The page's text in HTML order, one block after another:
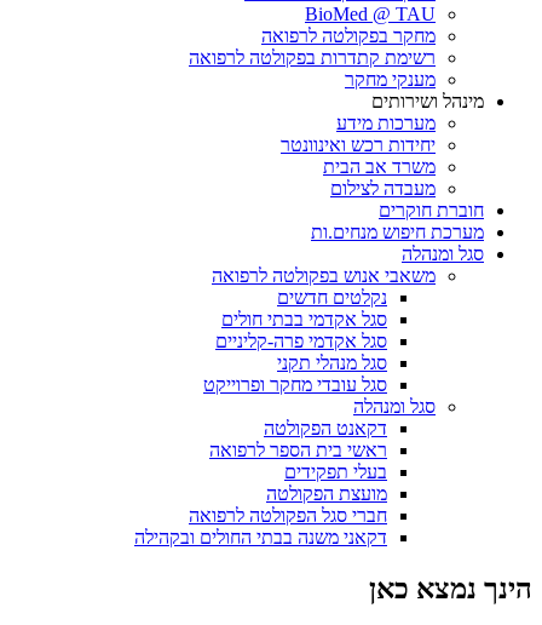
BioMed @ TAU
מחקר בפקולטה לרפואה
רשימת קתדרות בפקולטה לרפואה
מענקי מחקר
מינהל ושירותים
מערכות מידע
יחידות רכש ואינוונטר
משרד אב הבית
מעבדה לצילום
חוברת חוקרים
מערכת חיפוש מנחים.ות
סגל ומנהלה
משאבי אנוש בפקולטה לרפואה
נקלטים חדשים
סגל אקדמי בבתי חולים
סגל אקדמי פרה-קליניים
סגל מנהלי תקני
סגל עובדי מחקר ופרוייקט
סגל ומנהלה
דקאנט הפקולטה
ראשי בית הספר לרפואה
בעלי תפקידים
מועצת הפקולטה
חברי סגל הפקולטה לרפואה
דקאני משנה בבתי החולים ובקהילה
הינך נמצא כאן